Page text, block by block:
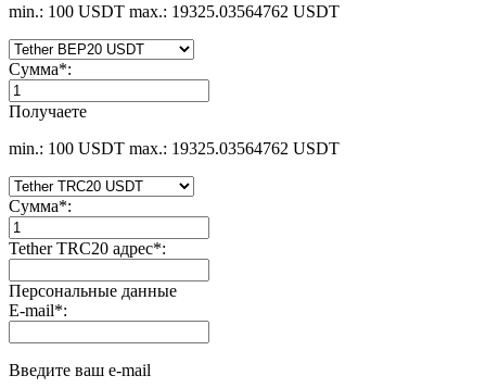
min.: 100 USDT max.: 19325.03564762 USDT
Сумма*:
Получаете
min.: 100 USDT max.: 19325.03564762 USDT
Сумма*:
Tether TRC20 адрес*:
Персональные данные
E-mail*:
Введите ваш e-mail